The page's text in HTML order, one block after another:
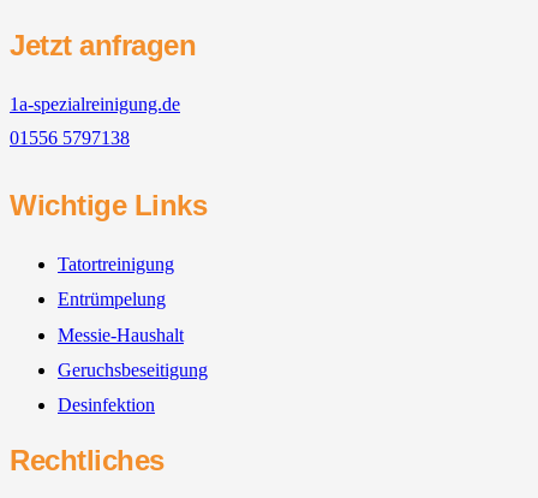
Jetzt anfragen
1a-spezialreinigung.de
01556 5797138
Wichtige Links
Tatortreinigung
Entrümpelung
Messie-Haushalt
Geruchsbeseitigung
Desinfektion
Rechtliches